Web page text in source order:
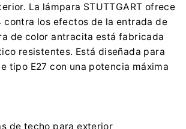
Importador:
Rabalux Sp. z o.o.
u. 5, H-9027 Győr
infopl@rabalux.com
0048 32 254 61 34
La lámpara STUTTGART ofrece
contra los efectos de la entrada de
de color antracita está fabricada
resistentes. Está diseñada para
tipo E27 con una potencia máxima
de techo para exterior